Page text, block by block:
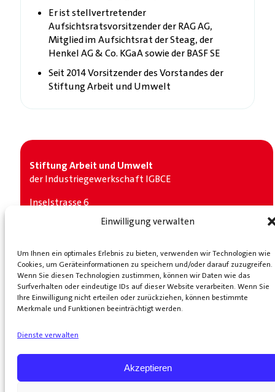
Einwilligung verwalten
Um Ihnen ein optimales Erlebnis zu bieten, verwenden wir Technologien wie
Cookies, um Geräteinformationen zu speichern und/oder darauf zuzugreifen.
Wenn Sie diesen Technologien zustimmen, können wir Daten wie das
Surfverhalten oder eindeutige IDs auf dieser Website verarbeiten. Wenn Sie
Ihre Einwilligung nicht erteilen oder zurückziehen, können bestimmte
Merkmale und Funktionen beeinträchtigt werden.
Dienste verwalten
Akzeptieren
Er ist stellvertretender
Aufsichtsratsvorsitzender der RAG AG,
Mitglied im Aufsichtsrat der Steag, der
Henkel AG & Co. KGaA sowie der BASF SE
Seit 2014 Vorsitzender des Vorstandes der
Stiftung Arbeit und Umwelt
Stiftung Arbeit und Umwelt
der Industrie­gewerkschaft IGBCE
Inselstrasse 6
Telefon: +49 (0) 30 2787 1319
Social Media
LinkedInBluesky
Partner
TRANSFORMATIONSBERATUNG GmbH
VERÖFFENTLICHUNGEN